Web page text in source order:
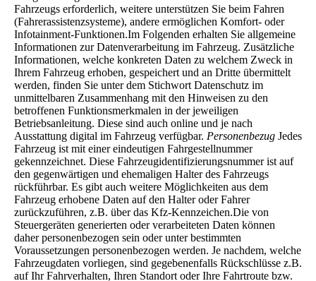
Fahrzeugs erforderlich, weitere unterstützen Sie beim Fahren
(Fahrerassistenzsysteme), andere ermöglichen Komfort- oder
Infotainment-Funktionen.Im Folgenden erhalten Sie allgemeine
Informationen zur Datenverarbeitung im Fahrzeug. Zusätzliche
Informationen, welche konkreten Daten zu welchem Zweck in
Ihrem Fahrzeug erhoben, gespeichert und an Dritte übermittelt
werden, finden Sie unter dem Stichwort Datenschutz im
unmittelbaren Zusammenhang mit den Hinweisen zu den
betroffenen Funktionsmerkmalen in der jeweiligen
Betriebsanleitung. Diese sind auch online und je nach
Ausstattung digital im Fahrzeug verfügbar. Personenbezug Jedes
Fahrzeug ist mit einer eindeutigen Fahrgestellnummer
gekennzeichnet. Diese Fahrzeugidentifizierungsnummer ist auf
den gegenwärtigen und ehemaligen Halter des Fahrzeugs
rückführbar. Es gibt auch weitere Möglichkeiten aus dem
Fahrzeug erhobene Daten auf den Halter oder Fahrer
zurückzuführen, z.B. über das Kfz-Kennzeichen.Die von
Steuergeräten generierten oder verarbeiteten Daten können
daher personenbezogen sein oder unter bestimmten
Voraussetzungen personenbezogen werden. Je nachdem, welche
Fahrzeugdaten vorliegen, sind gegebenenfalls Rückschlüsse z.B.
auf Ihr Fahrverhalten, Ihren Standort oder Ihre Fahrtroute bzw.